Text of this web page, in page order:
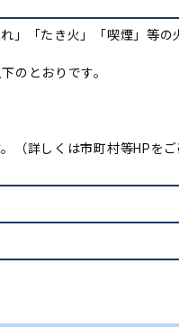
」「たき火」「喫煙」等の
のとおりです。
（詳しくは市町村等HPをご